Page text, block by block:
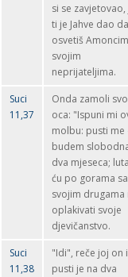
si se
ti je Jahve dao
osvetiš
svojim
neprijateljima.
Suci
11,37
Onda zamoli
oca: "Ispuni mi
molbu: pusti me
budem
dva mjeseca;
ću po gorama sa
svojim drugama
oplakivati svoje
djevičanstvo.
Suci
11,38
"Idi", reče joj on i
pusti je na dva